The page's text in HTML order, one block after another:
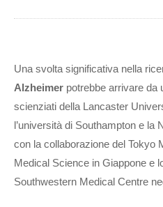
Una svolta significativa nella
Alzheimer potrebbe arrivare da
scienziati della Lancaster
l’università di Southampton e la
con la collaborazione del Tokyo
Medical Science in Giappone e
Southwestern Medical Centre